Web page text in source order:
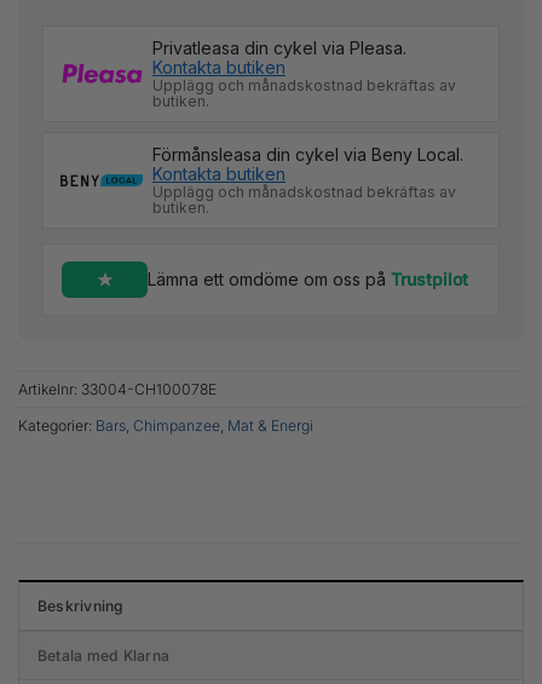
Privatleasa din cykel via Pleasa.
Kontakta butiken
Upplägg och månadskostnad bekräftas av
butiken.
Förmånsleasa din cykel via Beny Local.
Kontakta butiken
Upplägg och månadskostnad bekräftas av
butiken.
Lämna ett omdöme om oss på Trustpilot
Artikelnr: 33004-CH100078E
Kategorier: Bars Chimpanzee Mat & Energi
Beskrivning
Betala med Klarna